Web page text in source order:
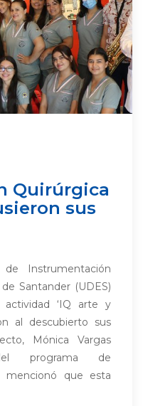
Quirúrgica
sus
Instrumentación
Santander (UDES)
‘IQ arte y
al descubierto sus
Mónica Vargas
programa de
mencionó que esta